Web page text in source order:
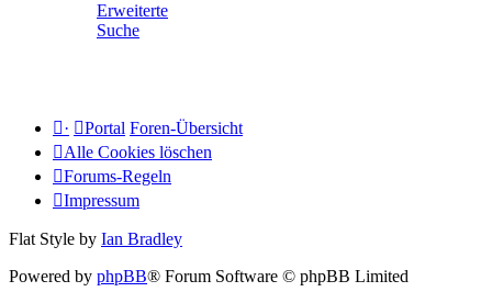
Erweiterte
Suche
· Portal Foren-Übersicht
Alle Cookies löschen
Forums-Regeln
Impressum
Flat Style by Ian Bradley
Powered by phpBB® Forum Software © phpBB Limited